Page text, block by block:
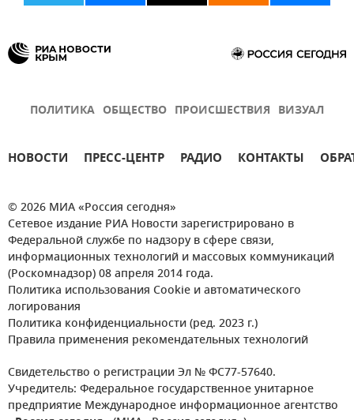
ПОЛИТИКА ОБЩЕСТВО ПРОИСШЕСТВИЯ ВИЗУАЛ
НОВОСТИ ПРЕСС-ЦЕНТР РАДИО КОНТАКТЫ
© 2026 МИА «Россия сегодня»
Сетевое издание РИА Новости зарегистрировано в
Федеральной службе по надзору в сфере связи,
информационных технологий и массовых коммуникаций
(Роскомнадзор) 08 апреля 2014 года.
Политика использования Cookie и автоматического
логирования
Политика конфиденциальности (ред. 2023 г.)
Правила применения рекомендательных технологий
Свидетельство о регистрации Эл № ФС77-57640.
Учредитель: Федеральное государственное унитарное
предприятие Международное информационное агентство